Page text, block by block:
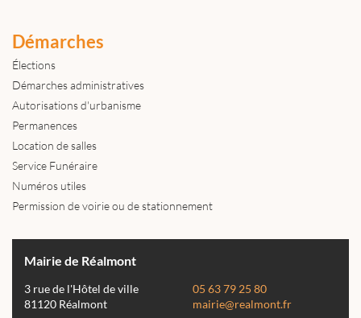
Démarches
Élections
Démarches administratives
Autorisations d'urbanisme
Permanences
Location de salles
Service Funéraire
Numéros utiles
Permission de voirie ou de stationnement
Mairie de Réalmont
3 rue de l'Hôtel de ville
81120 Réalmont
05 63 79 25 80
mairie@realmont.fr